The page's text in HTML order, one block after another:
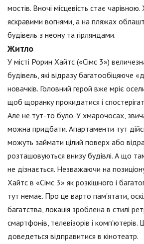
мостів. Вночі місцевість стає
яскравими вогнями, а на пляжах
будівель з неону та гірляндами.
Житло
У місті Рорин Хайтс («Сімс 3»)
будівель, які відразу багатообіцяюче
новачків. Головний герой вже мріє
щоб щоранку прокидатися і
Але не тут-то було. У хмарочосах,
можна придбати. Апартаменти тут
можуть займати цілий поверх або
розташовуються внизу будівлі. А що
не дізнається. Незважаючи на
Хайтс в «Сімс 3» як розкішного і
тут немає. Про це варто пам'ятати,
багатства, локація зроблена в стилі
смартфонів, телевізорів і комп'ютерів.
доведеться відправитися в кінотеатр.